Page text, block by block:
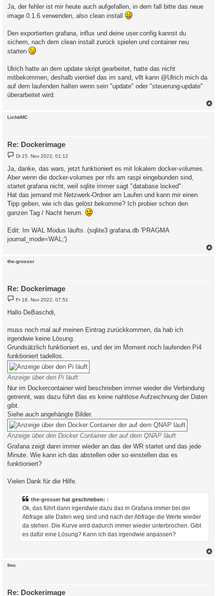
t
r
Ja, der fehler ist mir heute auch aufgefallen, in dem fall bitte das neue
image 0.1.6 verwenden, also clean install
Den exportierten grafana, influx und deine user.config kannst du
sichern, nach dem clean install zurück spielen und container neu
starten
Ulrich hatte an dem update skript gearbeitet, hatte das nicht
mitbekommen, deshalb vieröief das im sand, vllt kann @Ulrich mich da
auf dem laufenden halten wenn sein "update" oder "steuerung-update"
überarbeitet wird.
LichtiMC
Re: Dockerimage
B
e
t
r
g
Di 15. Nov 2022, 01:12
Ja, danke, das wars, jetzt funktioniert es mit lokalem docker-volumes.
Aber wenn die docker-volumes per nfs am raspi eingebunden sind,
startet grafana nicht, weil sqlite immer sagt "database locked".
Hat das jemand mit Netzwerk-Ordner am Laufen und kann mir einen
Tipp geben, wie ich das gelöst bekomme? Ich probier schon den
ganzen Tag / Nacht herum.
Edit: Im WAL Modus läufts. (sqlite3 grafana.db 'PRAGMA
journal_mode=WAL;')
the-grosser
Re: Dockerimage
B
e
i
t
g
Fr 18. Nov 2022, 07:51
Hallo DeBaschdi,
muss noch mal auf meinen Eintrag zurückkommen, da hab ich
irgendwie keine Lösung.
Grundsätzlich funktioniert es, und der im Moment noch laufenden Pi4
funktioniert tadellos.
Anzeige über den Pi läuft
Nur im Dockercontainer wird beschrieben immer wieder die Verbindung
getrennt, was dazu führt das es keine nahtlose Aufzeichnung der Daten
gibt.
Siehe auch angehängte Bilder.
Anzeige über den Docker Container der auf dem QNAP läuft
Grafana zeigt dann immer wieder an das der WR startet und das jede
Minute. Wie kann ich das abstellen oder so einstellen das es
funktioniert?
Vielen Dank für die Hilfe.
the-grosser hat geschrieben: ↑
Ok, das führt dann irgendwie dazu das in Grafana immer bei der
Abfrage alle Daten weg sind und nach der Abfrage die Werte wieder
da stehen. Die Kurve wird dadurch immer wieder unterbrochen. Gibt
es dafür eine Lösung? Kann ich das irgendwie anpassen?
fmc
Re: Dockerimage